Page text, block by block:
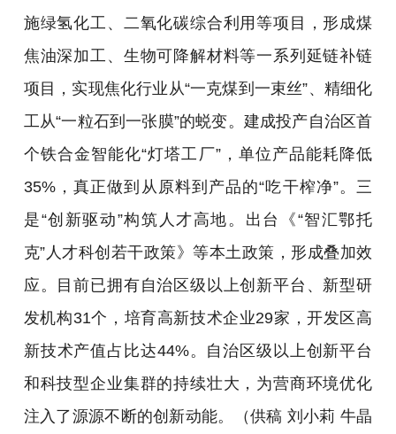
施绿氢化工、二氧化碳综合利用等项目，形成煤
焦油深加工、生物可降解材料等一系列延链补链
项目，实现焦化行业从“一克煤到一束丝”、精细化
工从“一粒石到一张膜”的蜕变。建成投产自治区首
个铁合金智能化“灯塔工厂”，单位产品能耗降低
35%，真正做到从原料到产品的“吃干榨净”。三
是“创新驱动”构筑人才高地。出台《“智汇鄂托
克”人才科创若干政策》等本土政策，形成叠加效
应。目前已拥有自治区级以上创新平台、新型研
发机构31个，培育高新技术企业29家，开发区高
新技术产值占比达44%。自治区级以上创新平台
和科技型企业集群的持续壮大，为营商环境优化
注入了源源不断的创新动能。（供稿 刘小莉 牛晶